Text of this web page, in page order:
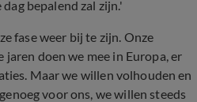
bepalend zal zijn.'
fase weer bij te zijn. Onze
doen we mee in Europa, er
Maar we willen volhouden en
voor ons, we willen steeds